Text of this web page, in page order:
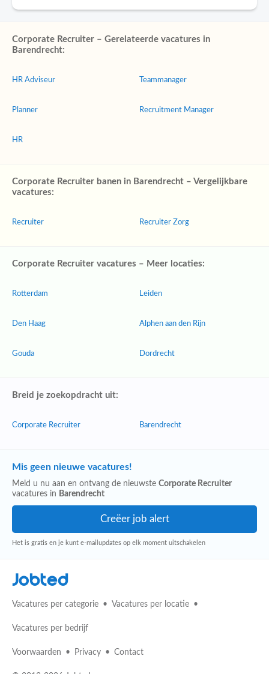
Corporate Recruiter – Gerelateerde vacatures in
Barendrecht:
HR Adviseur
Planner
HR
Teammanager
Recruitment Manager
Corporate Recruiter banen in Barendrecht – Vergelijkbare
vacatures:
Recruiter Recruiter Zorg
Corporate Recruiter vacatures – Meer locaties:
Rotterdam
Den Haag
Gouda
Leiden
Alphen aan den Rijn
Dordrecht
Breid je zoekopdracht uit:
Corporate Recruiter Barendrecht
Mis geen nieuwe vacatures!
Meld u nu aan en ontvang de nieuwste Corporate Recruiter
vacatures in Barendrecht
Het is gratis en je kunt e-mailupdates op elk moment uitschakelen
Jobted
Vacatures per categorie Vacatures per locatie
Vacatures per bedrijf
Voorwaarden Privacy Contact